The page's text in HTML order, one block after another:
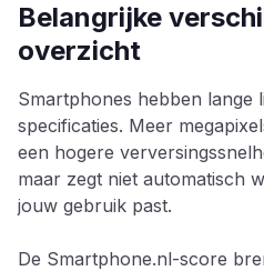
Belangrijke
overzicht
Smartphones hebben lange
specificaties. Meer
een hogere
maar zegt niet automatisch
jouw gebruik past.
De Smartphone.nl-score